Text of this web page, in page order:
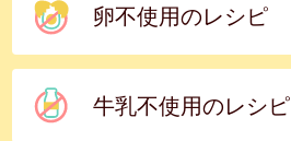
卵不使用のレシピ
牛乳不使用のレシピ